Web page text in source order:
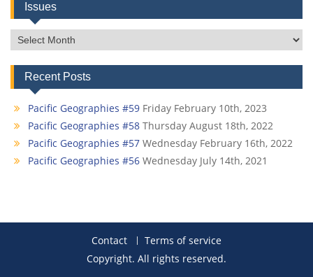
Issues
Issues
Recent Posts
Pacific Geographies #59 Friday February 10th, 2023
Pacific Geographies #58 Thursday August 18th, 2022
Pacific Geographies #57 Wednesday February 16th, 2022
Pacific Geographies #56 Wednesday July 14th, 2021
Contact
Terms of service
Copyright. All rights reserved.